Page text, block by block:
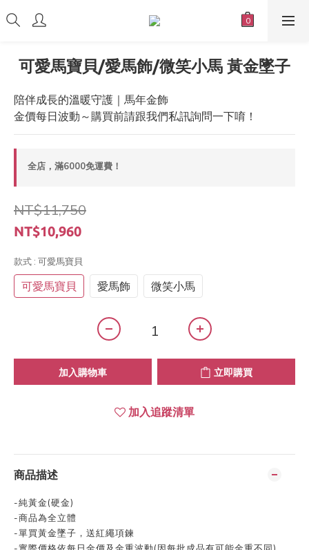
可愛馬寶貝/愛馬飾/微笑小馬 黃金墜子
陪伴成長的溫暖守護｜馬年金飾
金價每日波動～購買前請跟我們私訊詢問一下唷！
全店，滿6000免運費！
NT$11,750
NT$10,960
款式 : 可愛馬寶貝
可愛馬寶貝 愛馬飾 微笑小馬
加入購物車 立即購買
加入追蹤清單
商品描述
-純黃金(硬金)
-商品為全立體
-單買黃金墜子，送紅繩項鍊